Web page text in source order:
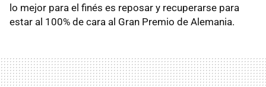
lo mejor para el finés es reposar y recuperarse para
estar al 100% de cara al Gran Premio de Alemania.